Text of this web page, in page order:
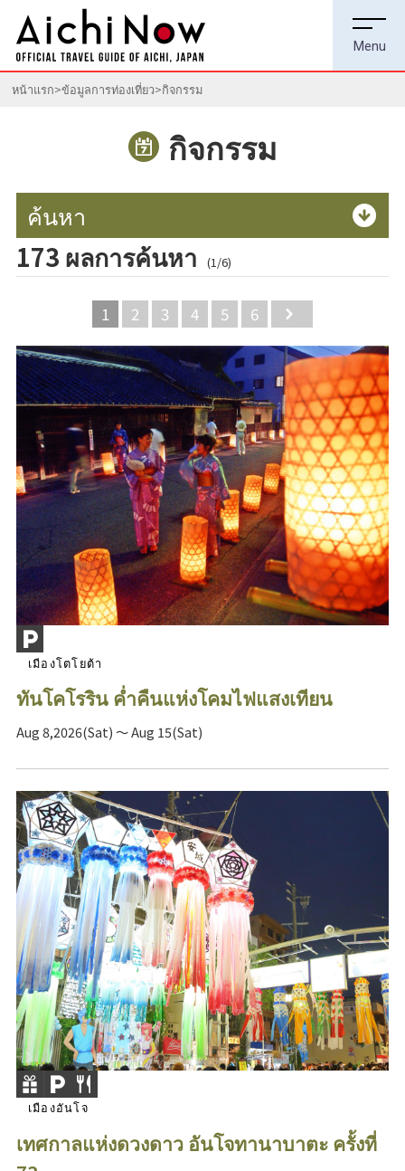
หน้าแรก ข้อมูลการท่องเที่ยว กิจกรรม
กิจกรรม
ค้นหา
173 ผลการค้นหา (1/6)
1 2 3 4 5 6
เมืองโตโยต้า
ทันโคโรริน ค่ำคืนแห่งโคมไฟแสงเทียน
Aug 8,2026(Sat) ～ Aug 15(Sat)
เมืองอันโจ
เทศกาลแห่งดวงดาว อันโจทานาบาตะ ครั้งที่